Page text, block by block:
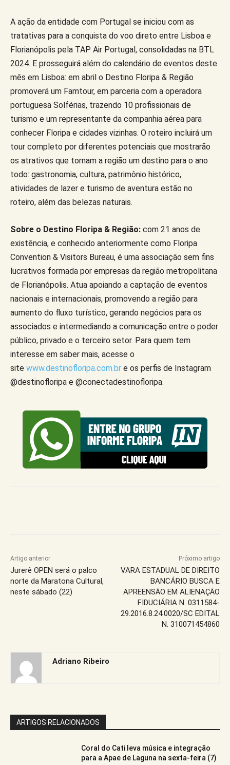
A ação da entidade com Portugal se iniciou com as
tratativas para a conquista do voo direto entre Lisboa e
Florianópolis pela TAP Air Portugal, consolidadas na BTL
2024. E prosseguirá além do calendário de eventos deste
mês em Lisboa: em abril o Destino Floripa & Região
promoverá um Famtour, em parceria com a operadora
portuguesa Solférias, trazendo 10 profissionais de
turismo e um representante da companhia aérea para
conhecer Floripa e cidades vizinhas. O roteiro incluirá um
tour completo por diferentes potenciais que mostrarão
os atrativos que tornam a região um destino para o ano
todo: gastronomia, cultura, patrimônio histórico,
atividades de lazer e turismo de aventura estão no
roteiro, além das belezas naturais.
Sobre o Destino Floripa & Região: com 21 anos de
existência, e conhecido anteriormente como Floripa
Convention & Visitors Bureau, é uma associação sem fins
lucrativos formada por empresas da região metropolitana
de Florianópolis. Atua apoiando a captação de eventos
nacionais e internacionais, promovendo a região para
aumento do fluxo turístico, gerando negócios para os
associados e intermediando a comunicação entre o poder
público, privado e o terceiro setor. Para quem tem
interesse em saber mais, acesse o
site www.destinofloripa.com.br e os perfis de Instagram
@destinofloripa e @conectadestinofloripa.
Artigo anterior
Jurerê OPEN será o palco
norte da Maratona Cultural,
neste sábado (22)
Próximo artigo
VARA ESTADUAL DE DIREITO
BANCÁRIO BUSCA E
APREENSÃO EM ALIENAÇÃO
FIDUCIÁRIA N. 0311584-
29.2016.8.24.0020/SC EDITAL
N. 310071454860
Adriano Ribeiro
ARTIGOS RELACIONADOS
Coral do Cati leva música e integração
para a Apae de Laguna na sexta-feira (7)